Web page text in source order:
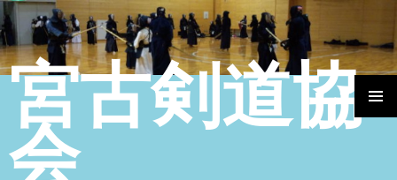
宮古剣道協
会
コンテンツへ移動